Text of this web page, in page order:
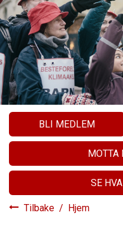
BLI MEDLEM
MOTTA
SE
Tilbake / Hjem